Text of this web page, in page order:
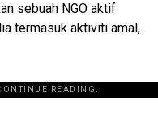
sebuah NGO aktif
termasuk aktiviti amal,
READING.